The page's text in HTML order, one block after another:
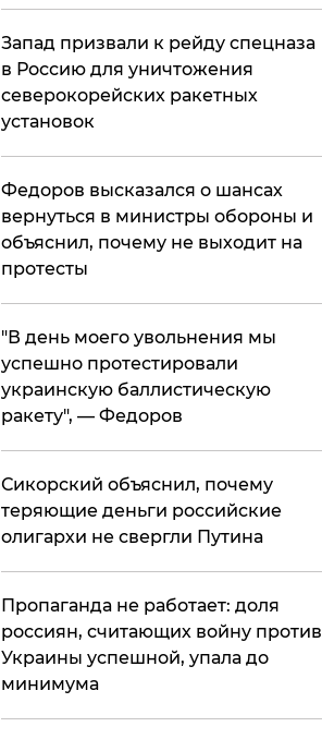
Запад призвали к рейду спецназа
в Россию для уничтожения
северокорейских ракетных
установок
Федоров высказался о шансах
вернуться в министры обороны и
объяснил, почему не выходит на
протесты
​"В день моего увольнения мы
успешно протестировали
украинскую баллистическую
ракету", — Федоров
Сикорский объяснил, почему
теряющие деньги российские
олигархи не свергли Путина
​Пропаганда не работает: доля
россиян, считающих войну против
Украины успешной, упала до
минимума